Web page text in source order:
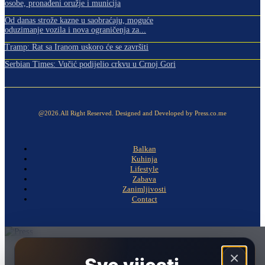
osobe, pronađeni oružje i municija
Od danas strože kazne u saobraćaju, moguće
oduzimanje vozila i nova ograničenja za...
Tramp: Rat sa Iranom uskoro će se završiti
Serbian Times: Vučić podijelio crkvu u Crnoj Gori
@2026.All Right Reserved. Designed and Developed by Press.co.me
Balkan
Kuhinja
Lifestyle
Zabava
Zanimljivosti
Contact
×